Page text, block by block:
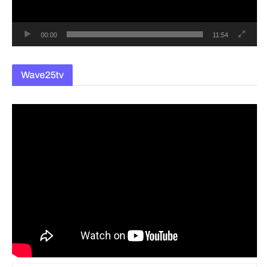
00:00 11:54
Wave25tv